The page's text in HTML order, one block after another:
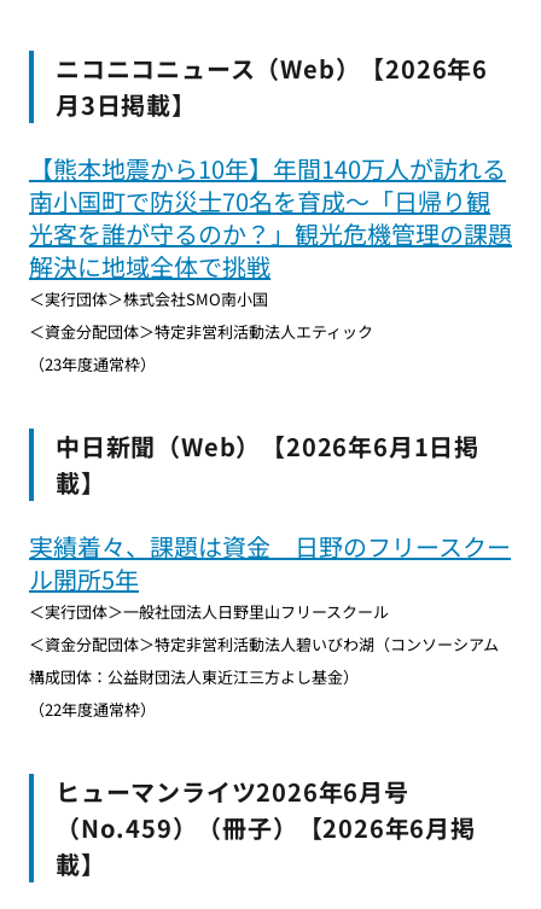
ニコニコニュース（Web）【2026年6
月3日掲載】
【熊本地震から10年】年間140万人が訪れる
南小国町で防災士70名を育成～「日帰り観
光客を誰が守るのか？」観光危機管理の課題
解決に地域全体で挑戦
＜実行団体＞株式会社SMO南小国
＜資金分配団体＞特定非営利活動法人エティック
（23年度通常枠）
中日新聞（Web）【2026年6月1日掲
載】
実績着々、課題は資金 日野のフリースクー
ル開所5年
＜実行団体＞一般社団法人日野里山フリースクール
＜資金分配団体＞特定非営利活動法人碧いびわ湖（コンソーシアム
構成団体：公益財団法人東近江三方よし基金）
（22年度通常枠）
ヒューマンライツ2026年6月号
（No.459）（冊子）【2026年6月掲
載】